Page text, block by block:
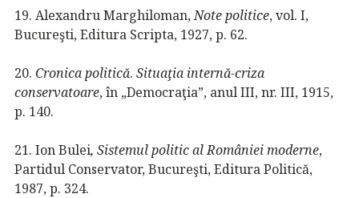
19. Alexandru Marghiloman, Note politice, vol. I,
Bucureşti, Editura Scripta, 1927, p. 62.
20. Cronica politică. Situaţia internă-criza
conservatoare, în „Democraţia”, anul III, nr. III, 1915,
p. 140.
21. Ion Bulei, Sistemul politic al României moderne,
Partidul Conservator, Bucureşti, Editura Politică,
1987, p. 324.